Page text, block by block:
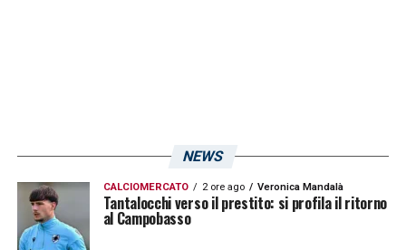
NEWS
CALCIOMERCATO 2 ore ago Veronica Mandalà
Tantalocchi verso il prestito: si profila il ritorno
al Campobasso